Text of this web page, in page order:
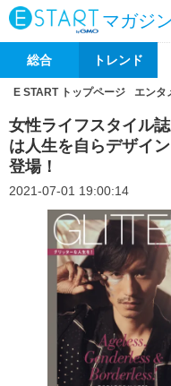
マガジ
総合 トレンド
E START トップページ エンタ
女性ライフスタイル
は人生を自らデザイ
登場！
2021-07-01 19:00:14